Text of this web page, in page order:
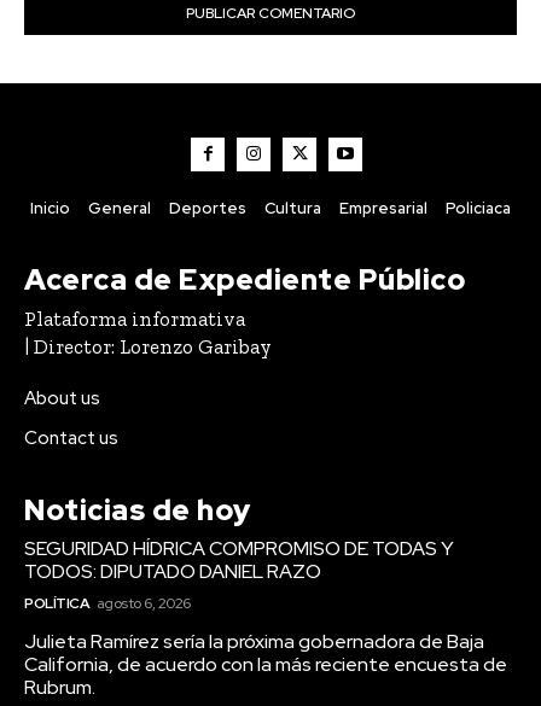
Inicio General Deportes Cultura Empresarial Policiaca
Acerca de Expediente Público
Plataforma informativa
| Director: Lorenzo Garibay
About us
Contact us
Noticias de hoy
SEGURIDAD HÍDRICA COMPROMISO DE TODAS Y
TODOS: DIPUTADO DANIEL RAZO
POLÍTICA agosto 6, 2026
Julieta Ramírez sería la próxima gobernadora de Baja
California, de acuerdo con la más reciente encuesta de
Rubrum.